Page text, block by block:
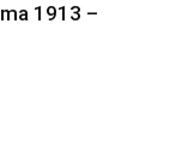
1913 –